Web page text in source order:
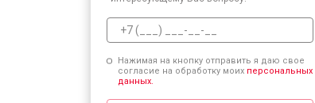
Нажимая на кнопку отправить я даю свое
согласие на обработку моих персональных
данных.